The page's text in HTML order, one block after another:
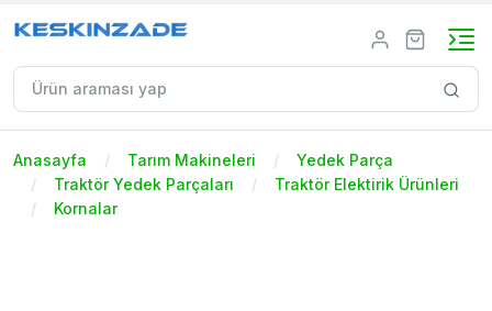
Anasayfa Tarım Makineleri
Yedek Parça
Traktör Yedek Parçaları
Traktör Elektirik Ürünleri
Kornalar